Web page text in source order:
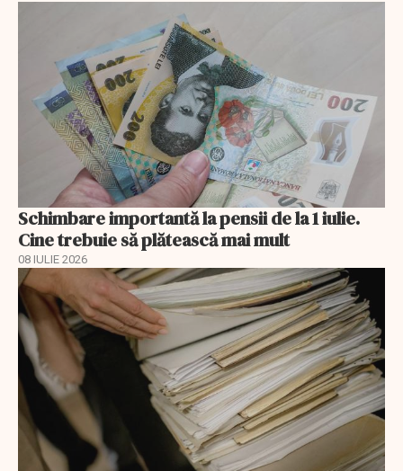
Schimbare importantă la pensii de la 1 iulie.
Cine trebuie să plătească mai mult
08 IULIE 2026